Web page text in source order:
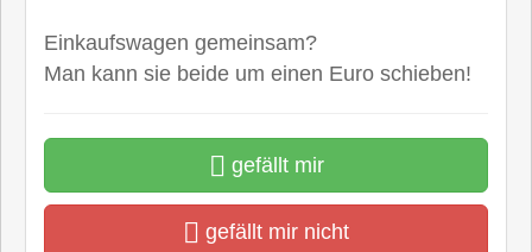
Einkaufswagen gemeinsam?
Man kann sie beide um einen Euro schieben!
gefällt mir
gefällt mir nicht